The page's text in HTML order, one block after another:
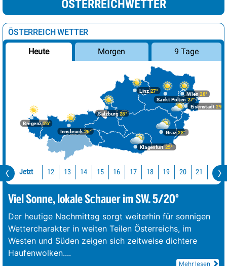
ÖSTERREICHWETTER
ÖSTERREICH WETTER
Heute Morgen 9 Tage
Bregenz26°
Graz28°
Innsbruck26°
Klagenfurt 25°
Linz27°
Salzburg28°
Wien 28°
Eisenstadt 29°
Sankt Pölten 27°
Jetzt 12 13 14 15 16 17 18 19 20 21 22
Viel Sonne, lokale Schauer im SW. 5/20°
Der heutige Nachmittag sorgt weiterhin für sonnigen
Wettercharakter in weiten Teilen Österreichs, im
Westen und Süden zeigen sich zeitweise dichtere
Haufenwolken....
Mehr lesen